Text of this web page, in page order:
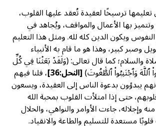
ترسيخًا لعقيدة تُعقد عليها القلوب،
وتتميز بها الأعمال والمواقف، ويُجاهد في
ويكون الدين كله لله. ومثل هذا التعليم
وصبر كبير، وهذا هو ما قام به الأنبياء
والسلام؛ كما قال تعالى: (وَلَقَدۡ بَعَثۡنَا فِي كُلِّ
ٱللَّهَ وَٱجۡتَنِبُواْ ٱلطَّٰغُوتَ)[النحل:36] ، فلنا فيهم
يبدؤون بدعوة الناس إلى العقيدة، ويسعون
حتى إذا امتلأت القلوب بمحبة الله
وإجلاله، جاءت الأوامر والنواهي، والحلال
مستعدة للتسليم والطاعة والانقياد.